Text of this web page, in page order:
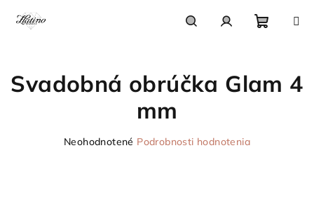
košík
Svadobná obrúčka Glam 4
mm
Priemerné
Neohodnotené Podrobnosti hodnotenia